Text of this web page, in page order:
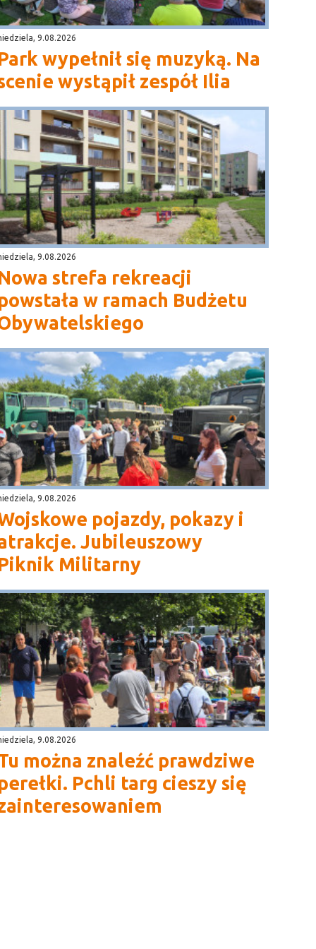
9.08.2026
wypełnił się muzyką. Na
wystąpił zespół Ilia
9.08.2026
strefa rekreacji
w ramach Budżetu
9.08.2026
pojazdy, pokazy i
Jubileuszowy
Militarny
9.08.2026
można znaleźć prawdziwe
Pchli targ cieszy się